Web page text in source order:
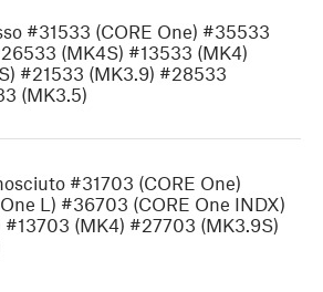
#31533 (CORE One) #35533
(MK4S) #13533 (MK4)
#21533 (MK3.9) #28533
(MK3.5)
#31703 (CORE One)
L) #36703 (CORE One INDX)
(MK4) #27703 (MK3.9S)